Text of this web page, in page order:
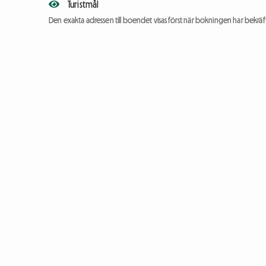
Turistmål
Den exakta adressen till boendet visas först när bokningen har